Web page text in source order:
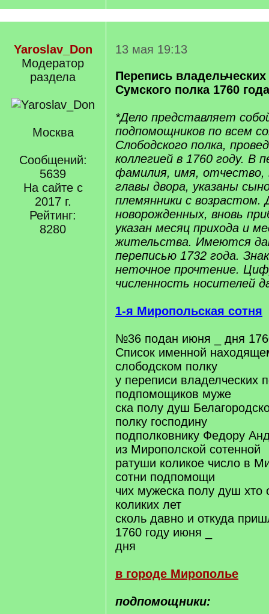
Yaroslav_Don
Модератор
раздела
Москва
Сообщений:
5639
На сайте с
2017 г.
Рейтинг:
8280
13 мая 19:13
Перепись
Сумского полка 1760 года
*Дело представляет
подпомощников по всем
Слободского полка,
коллегией в 1760 году. В
фамилия, имя, отчество,
главы двора, указаны
племянники с возрастом.
новорожденных, вновь
указан месяц прихода и
жительства. Имеются
переписью 1732 года.
неточное прочтение.
численность носителей
1-я Миропольская сотня
№36 подан июня _ дня
Список именной
слободском полку
у переписи владелческих
подпомощиков муже
ска полу душ
полку господину
подполковнику Федору
из Мирополской сотенной
ратуши коликое число в
сотни подпомощи
чих мужеска полу душ хто
коликих лет
сколь давно и откуда
1760 году июня _
дня
в городе Мирополье
подпомощники: